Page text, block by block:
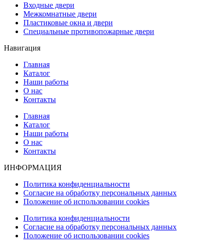
Входные двери
Межкомнатные двери
Пластиковые окна и двери
Специальные противопожарные двери
Навигация
Главная
Каталог
Наши работы
О нас
Контакты
Главная
Каталог
Наши работы
О нас
Контакты
ИНФОРМАЦИЯ
Политика конфиденциальности
Согласие на обработку персональных данных
Положение об использовании cookies
Политика конфиденциальности
Согласие на обработку персональных данных
Положение об использовании cookies